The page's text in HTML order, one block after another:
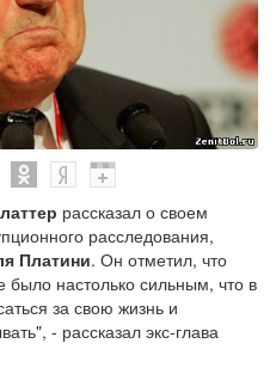
рассказал о своем
расследования,
Платини. Он отметил, что
было настолько сильным, что в
за свою жизнь и
- рассказал экс-глава